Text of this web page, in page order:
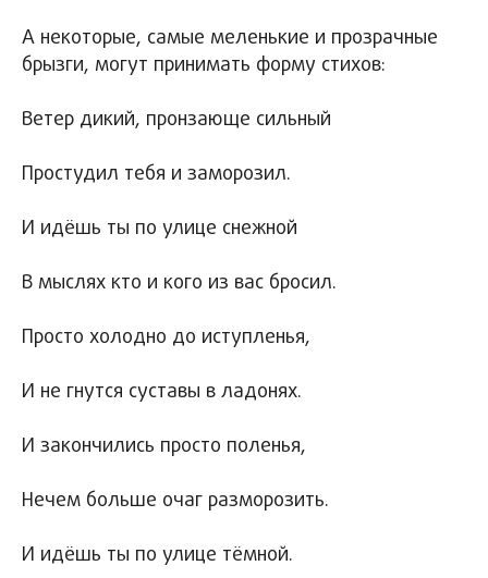
А некоторые, самые меленькие и прозрачные
брызги, могут принимать форму стихов:
Ветер дикий, пронзающе сильный
Простудил тебя и заморозил.
И идёшь ты по улице снежной
В мыслях кто и кого из вас бросил.
Просто холодно до иступленья,
И не гнутся суставы в ладонях.
И закончились просто поленья,
Нечем больше очаг разморозить.
И идёшь ты по улице тёмной.